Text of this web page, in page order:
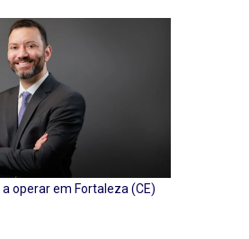
operar em Fortaleza (CE)